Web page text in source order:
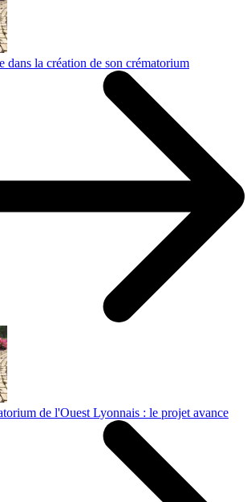
dans la création de son crématorium
de l'Ouest Lyonnais : le projet avance